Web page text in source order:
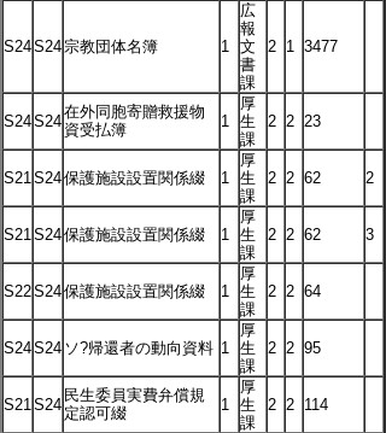
S24S24宗教団体名簿 1
広
報
文
書
課
2 1 3477
S24S24
在外同胞寄贈救援物
資受払簿
1
厚
生
課
2 2 23
S21S24保護施設設置関係綴 1
厚
生
課
2 2 62 2
S21S24保護施設設置関係綴 1
厚
生
課
2 2 62 3
S22S24保護施設設置関係綴 1
厚
生
課
2 2 64
S24S24 ソ?帰還者の動向資料 1
厚
生
課
2 2 95
S21S24
民生委員実費弁償規
定認可綴
1
厚
生
課
2 2 114